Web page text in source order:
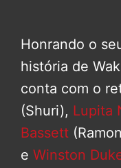
Honrando o
história de
conta com o
(Shuri), Lupita
Bassett
e Winston